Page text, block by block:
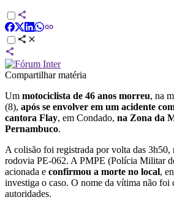
Compartilhar matéria
Um motociclista de 46 anos morreu, na
(8), após se envolver em um acidente
cantora Flay, em Condado, na Zona da
Pernambuco.
A colisão foi registrada por volta das 3h50,
rodovia PE-062. A PMPE (Polícia Militar
acionada e confirmou a morte no local,
investiga o caso. O nome da vítima não foi
autoridades.